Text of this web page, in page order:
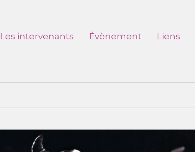
Les intervenants Évènement Liens